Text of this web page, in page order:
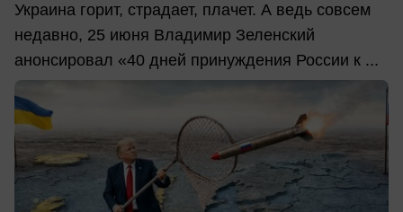
Украина горит, страдает, плачет. А ведь совсем
недавно, 25 июня Владимир Зеленский
анонсировал «40 дней принуждения России к ...